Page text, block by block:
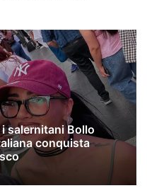
salernitani Bollo
conquista